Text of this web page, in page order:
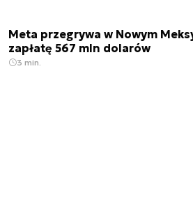
Meta przegrywa w Nowym
zapłatę 567 mln dolarów
3 min.